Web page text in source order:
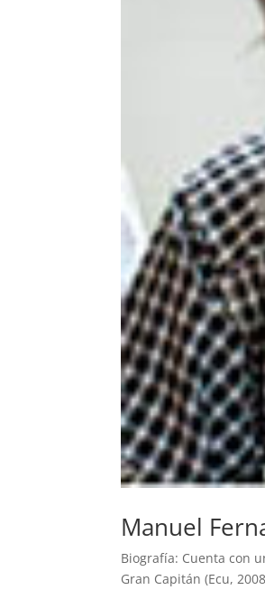
Manuel
Biografía: Cuenta con
Gran Capitán (Ecu,